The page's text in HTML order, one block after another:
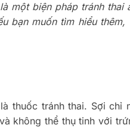
một biện pháp tránh thai
bạn muốn tìm hiểu
thuốc tránh thai. Sợi chỉ
không thể thụ tinh với